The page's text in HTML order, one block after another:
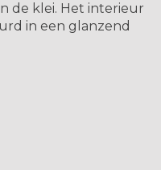
de klei. Het interieur
in een glanzend
is